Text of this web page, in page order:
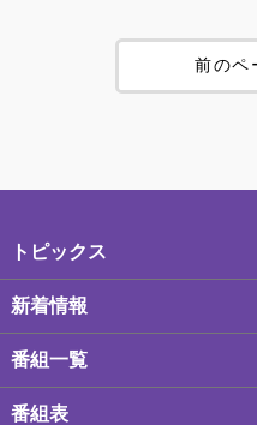
前のペ
トピックス
新着情報
番組一覧
番組表